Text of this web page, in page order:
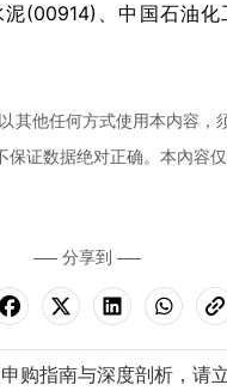
泥(00914) 、中国石油化
他任何方式使用本内容，
证数据绝对正确。本內容
分享到
购指南与深度剖析，请